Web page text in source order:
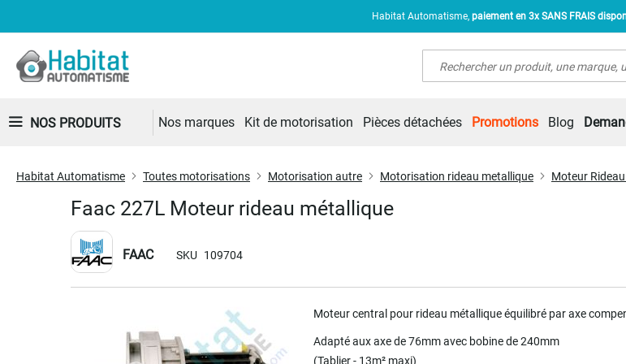
Habitat Automatisme, paiement en 3x SANS FRAIS
NOS PRODUITS Nos marques Kit de motorisation Pièces détachées Promotions Blog
Habitat Automatisme Toutes motorisations Motorisation autre Motorisation rideau metallique Moteur
Faac 227L Moteur rideau métallique
FAAC SKU 109704
Moteur central pour rideau métallique équilibré par axe
Adapté aux axe de 76mm avec bobine de 240mm
(Tablier - 13m² maxi)